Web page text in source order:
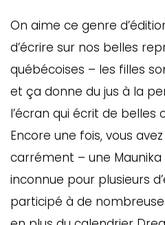
On aime ce genre
d’écrire sur nos belles
québécoises – les filles
et ça donne du jus à la
l’écran qui écrit de belles
Encore une fois, vous
carrément – une Maunika
inconnue pour plusieurs
participé à de